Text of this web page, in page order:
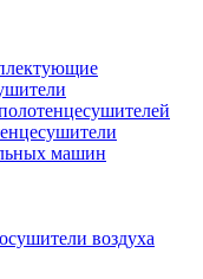
машин
воздуха